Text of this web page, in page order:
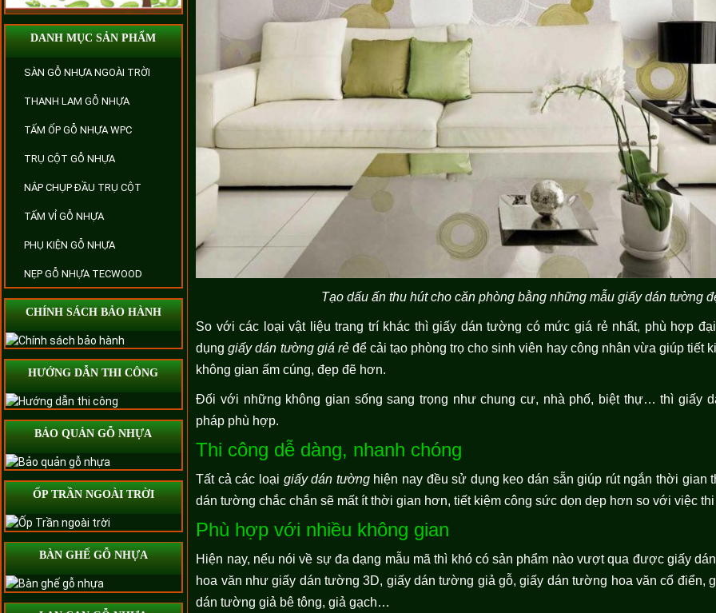
DANH MỤC SẢN PHẨM
SÀN GỖ NHỰA NGOÀI TRỜI
THANH LAM GỖ NHỰA
TẤM ỐP GỖ NHỰA WPC
TRỤ CỘT GỖ NHỰA
NẮP CHỤP ĐẦU TRỤ CỘT
TẤM VỈ GỖ NHỰA
PHỤ KIỆN GỖ NHỰA
NẸP GỖ NHỰA TECWOOD
CHÍNH SÁCH BẢO HÀNH
HƯỚNG DẪN THI CÔNG
BẢO QUẢN GỖ NHỰA
ỐP TRẦN NGOÀI TRỜI
BÀN GHẾ GỖ NHỰA
Tạo dấu ấn thu hút cho căn phòng bằng những mẫu giấy dán tường
So với các loại vật liệu trang trí khác thì giấy dán tường có mức giá rẻ nhất, phù hợp
dụnggiấy dán tường giá rẻđể cải tạo phòng trọ cho sinh viên hay công nhân vừa giúp tiết
không gian ấm cúng, đẹp đẽ hơn.
Đối với những không gian sống sang trọng như chung cư, nhà phố, biệt thự… thì giấy
pháp phù hợp.
Thi công dễ dàng, nhanh chóng
Tất cả các loại giấy dán tườnghiện nay đều sử dụng keo dán sẵn giúp rút ngắn thời gian
dán tường chắc chắn sẽ mất ít thời gian hơn, tiết kiệm công sức dọn dẹp hơn so với việc
Phù hợp với nhiều không gian
Hiện nay, nếu nói về sự đa dạng mẫu mã thì khó có sản phẩm nào vượt qua được giấy
hoa văn như giấy dán tường 3D, giấy dán tường giả gỗ, giấy dán tường hoa văn cổ điển,
dán tường giả bê tông, giả gạch…